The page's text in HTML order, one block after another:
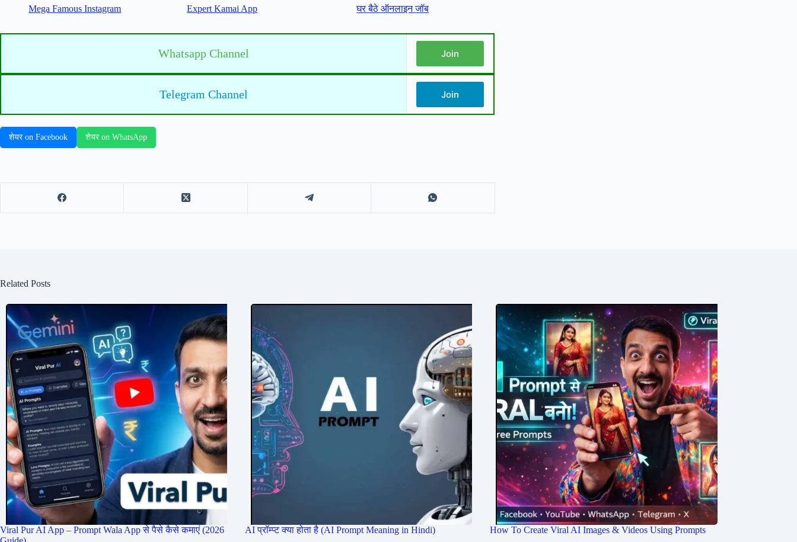
Mega Famous Instagram
Expert Kamai App घर बैठे ऑनलाइन जॉब
Whatsapp Channel Join
Telegram Channel Join
शेयर on Facebook शेयर on WhatsApp
Related Posts
Viral Pur AI App – Prompt Wala App से पैसे कैसे कमाएं (2026
AI प्रॉम्प्ट क्या होता है (AI Prompt Meaning in Hindi) How To Create Viral AI Images & Videos Using Prompts